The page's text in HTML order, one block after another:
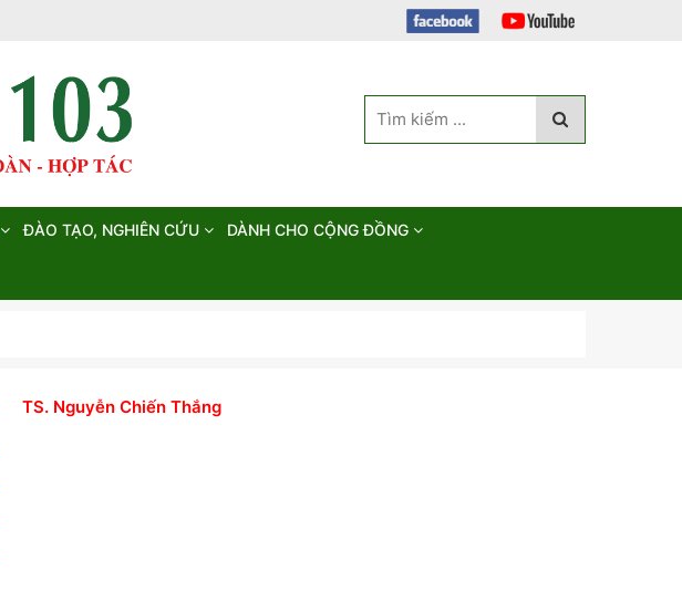
ĐÀO TẠO, NGHIÊN CỨU DÀNH CHO CỘNG ĐỒNG
TS. Nguyễn Chiến Thắng